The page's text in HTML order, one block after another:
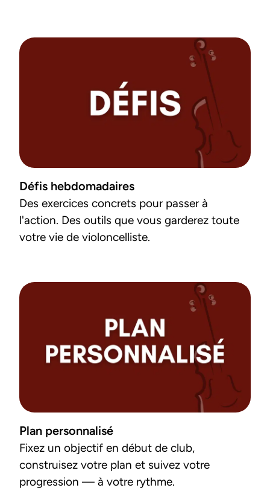
Défis hebdomadaires
Des exercices concrets pour passer à
l'action. Des outils que vous garderez toute
votre vie de violoncelliste.
Plan personnalisé
Fixez un objectif en début de club,
construisez votre plan et suivez votre
progression — à votre rythme.